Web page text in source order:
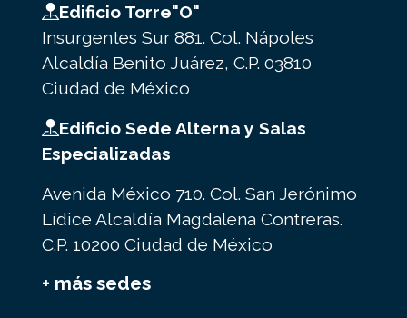
Edificio Torre"O"
Insurgentes Sur 881. Col. Nápoles
Alcaldía Benito Juárez, C.P. 03810
Ciudad de México
Edificio Sede Alterna y Salas
Especializadas
Avenida México 710. Col. San Jerónimo
Lídice Alcaldía Magdalena Contreras.
C.P. 10200 Ciudad de México
+ más sedes